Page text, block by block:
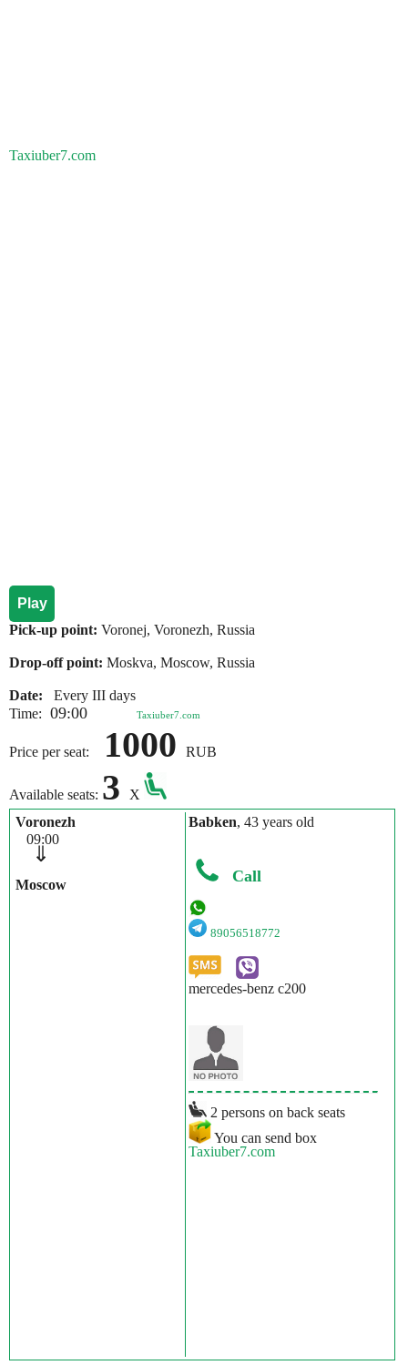
Taxiuber7.com
Play
Pick-up point: Voronej, Voronezh, Russia
Drop-off point: Moskva, Moscow, Russia
Date:
Every III days
Time: 09:00 Taxiuber7.com
Price per seat: 1000 RUB
Available seats: 3
X
Voronezh
09:00
⇓
Moscow
Babken, 43 years old
Call
89056518772
mercedes-benz c200
2 persons on back seats
You can send box
Taxiuber7.com